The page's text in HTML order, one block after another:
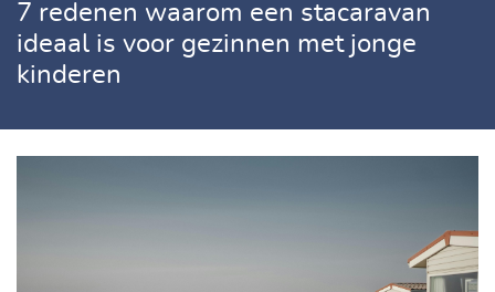
7 redenen waarom een stacaravan
ideaal is voor gezinnen met jonge
kinderen